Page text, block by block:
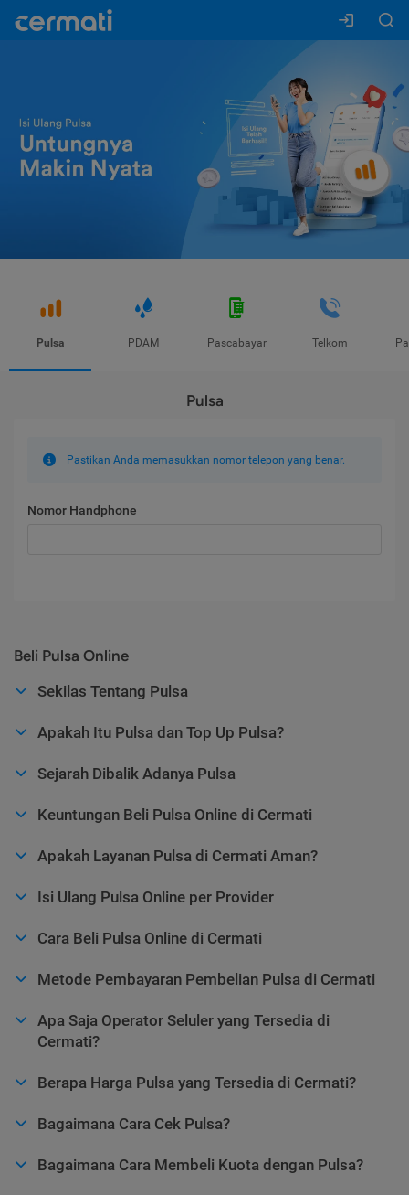
Pulsa PDAM Pascabayar Telkom
Pulsa
Pastikan Anda memasukkan nomor telepon yang benar.
Nomor Handphone
Beli Pulsa Online
Sekilas Tentang Pulsa
Apakah Itu Pulsa dan Top Up Pulsa?
Sejarah Dibalik Adanya Pulsa
Keuntungan Beli Pulsa Online di Cermati
Apakah Layanan Pulsa di Cermati Aman?
Isi Ulang Pulsa Online per Provider
Cara Beli Pulsa Online di Cermati
Metode Pembayaran Pembelian Pulsa di Cermati
Apa Saja Operator Seluler yang Tersedia di
Cermati?
Berapa Harga Pulsa yang Tersedia di Cermati?
Bagaimana Cara Cek Pulsa?
Bagaimana Cara Membeli Kuota dengan Pulsa?